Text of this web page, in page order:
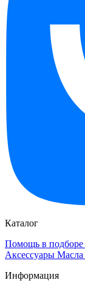
Каталог
Помощь в подборе
Аксессуары Масла
Информация